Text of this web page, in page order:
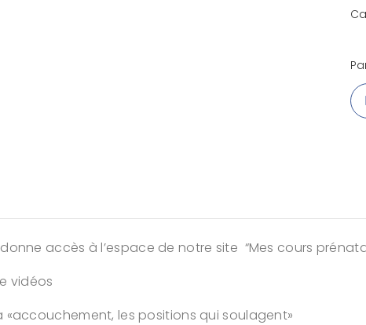
accès à l’espace de notre site “Mes cours
vidéos
«accouchement, les positions qui soulagent»